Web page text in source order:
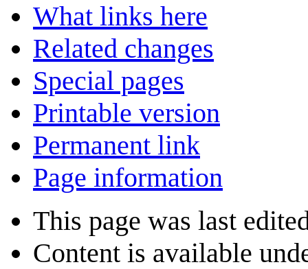
What links here
Related changes
Special pages
Printable version
Permanent link
Page information
This page was last
Content is available